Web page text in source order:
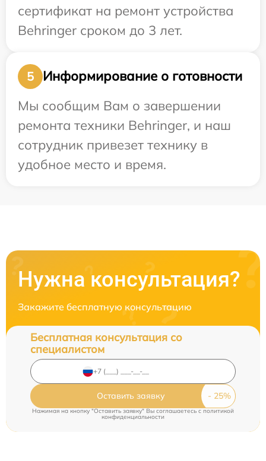
сертификат на ремонт устройства
Behringer сроком до 3 лет.
5
Информирование о готовности
Мы сообщим Вам о завершении
ремонта техники Behringer, и наш
сотрудник привезет технику в
удобное место и время.
Нужна консультация?
Закажите бесплатную консультацию
Бесплатная консультация со
специалистом
Оставить заявку
Нажимая на кнопку "Оставить заявку" Вы соглашаетесь cполитикой
конфиденциальности